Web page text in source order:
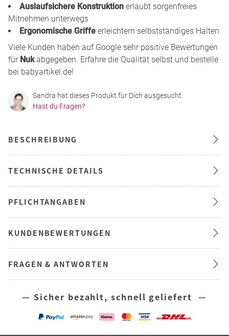
Auslaufsichere Konstruktion erlaubt sorgenfreies
Mitnehmen unterwegs
Ergonomische Griffe erleichtern selbstständiges Halten
Viele Kunden haben auf Google sehr positive Bewertungen
für Nukabgegeben. Erfahre die Qualität selbst und bestelle
bei babyartikel.de!
Sandra hat dieses Produkt für Dich ausgesucht.
Hast du Fragen?
BESCHREIBUNG
TECHNISCHE DETAILS
PFLICHTANGABEN
KUNDENBEWERTUNGEN
FRAGEN & ANTWORTEN
— Sicher bezahlt, schnell geliefert —